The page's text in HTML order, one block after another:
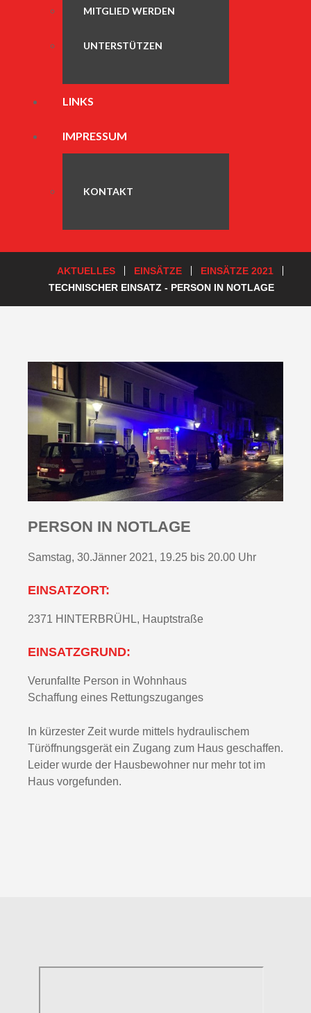
MITGLIED WERDEN
UNTERSTÜTZEN
LINKS
IMPRESSUM
KONTAKT
AKTUELLES EINSÄTZE
EINSÄTZE 2021
TECHNISCHER EINSATZ - PERSON IN NOTLAGE
PERSON IN NOTLAGE
Samstag, 30.Jänner 2021, 19.25 bis 20.00 Uhr
EINSATZORT:
2371 HINTERBRÜHL, Hauptstraße
EINSATZGRUND:
Verunfallte Person in Wohnhaus
Schaffung eines Rettungszuganges
In kürzester Zeit wurde mittels hydraulischem
Türöffnungsgerät ein Zugang zum Haus geschaffen.
Leider wurde der Hausbewohner nur mehr tot im
Haus vorgefunden.